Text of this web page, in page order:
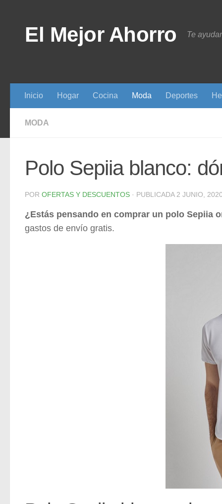
El Mejor Ahorro Te
Inicio Hogar Cocina Moda Deportes
MODA
Polo Sepiia blanco:
POR OFERTAS Y DESCUENTOS · PUBLICADA 2 JUNIO,
¿Estás pensando en comprar un polo Sepiia
gastos de envío gratis.